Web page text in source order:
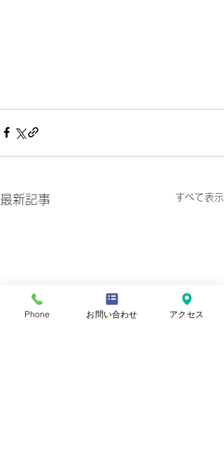
最新記事 すべて表示
Phone お問い合わせ アクセス